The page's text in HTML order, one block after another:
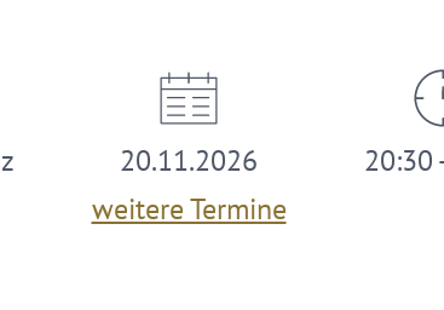
20.11.2026
weitere Termine
20:30